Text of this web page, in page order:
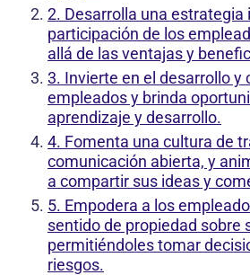
2. Desarrolla una estrategia
participación de los
allá de las ventajas y
3. Invierte en el desarrollo y
empleados y brinda
aprendizaje y desarrollo.
4. Fomenta una cultura de
comunicación abierta, y
a compartir sus ideas y
5. Empodera a los
sentido de propiedad sobre
permitiéndoles tomar
riesgos.